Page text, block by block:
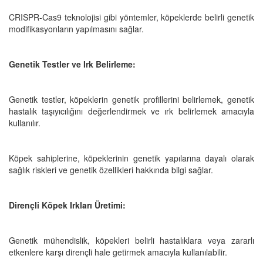
CRISPR-Cas9 teknolojisi gibi yöntemler, köpeklerde belirli genetik
modifikasyonların yapılmasını sağlar.
Genetik Testler ve Irk Belirleme:
Genetik testler, köpeklerin genetik profillerini belirlemek, genetik
hastalık taşıyıcılığını değerlendirmek ve ırk belirlemek amacıyla
kullanılır.
Köpek sahiplerine, köpeklerinin genetik yapılarına dayalı olarak
sağlık riskleri ve genetik özellikleri hakkında bilgi sağlar.
Dirençli Köpek Irkları Üretimi:
Genetik mühendislik, köpekleri belirli hastalıklara veya zararlı
etkenlere karşı dirençli hale getirmek amacıyla kullanılabilir.